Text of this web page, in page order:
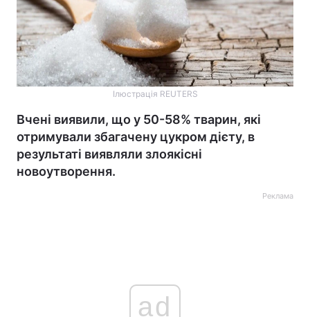
Ілюстрація REUTERS
Вчені виявили, що у 50-58% тварин, які
отримували збагачену цукром дієту, в
результаті виявляли злоякісні
новоутворення.
Реклама
ad